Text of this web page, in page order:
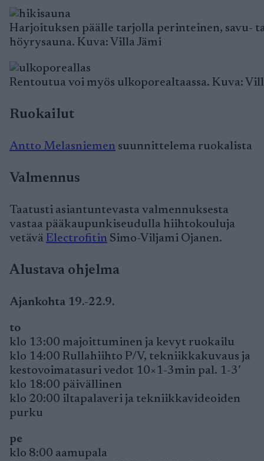
Harjoituksen päälle tarjolla perinteinen, savu-
höyrysauna. Kuva: Villa Jämi
Rentoutua voi myös ulkoporealtaassa. Kuva:
Ruokailut
Antto Melasniemen suunnittelema ruokalista
Valmennus
Taatusti asiantuntevasta valmennuksesta
vastaa pääkaupunkiseudulla hiihtokouluja
vetävä Electrofitin Simo-Viljami Ojanen.
Alustava ohjelma
Ajankohta 19.-22.9.
to
klo 13:00 majoittuminen ja kevyt ruokailu
klo 14:00 Rullahiihto P/V, tekniikkakuvaus ja
kestovoimatasuri vedot 10×1-3min pal. 1-3′
klo 18:00 päivällinen
klo 20:00 iltapalaveri ja tekniikkavideoiden
purku
pe
klo 8:00 aamupala